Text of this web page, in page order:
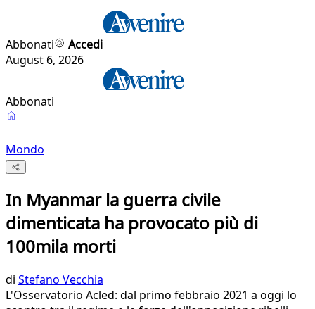
Abbonati
Accedi
August 6, 2026
Abbonati
Mondo
In Myanmar la guerra civile
dimenticata ha provocato più di
100mila morti
di Stefano Vecchia
L'Osservatorio Acled: dal primo febbraio 2021 a oggi lo